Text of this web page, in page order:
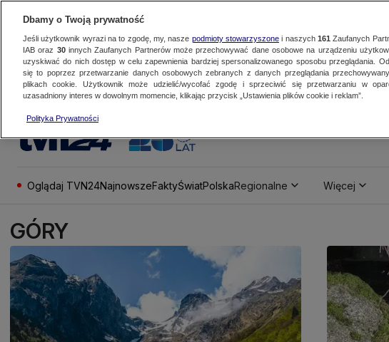
Oglądaj TVN24NajnowszeFaktyŚwiatPolskaRegionalne Więcej
GÓRY
Dbamy o Twoją prywatność
Jeśli użytkownik wyrazi na to zgodę, my, nasze podmioty stowarzyszonei naszych 161 Zaufanych
IAB oraz 30innych Zaufanych Partnerów może przechowywać dane osobowe na urządzeniu
uzyskiwać do nich dostęp w celu zapewnienia bardziej spersonalizowanego sposobu przeglądania.
się to poprzez przetwarzanie danych osobowych zebranych z danych przeglądania
plikach cookie. Użytkownik może udzielić/wycofać zgodę i sprzeciwić się przetwarzaniu w
uzasadniony interes w dowolnym momencie, klikając przycisk „Ustawienia plików cookie i reklam”.
Polityka Prywatności